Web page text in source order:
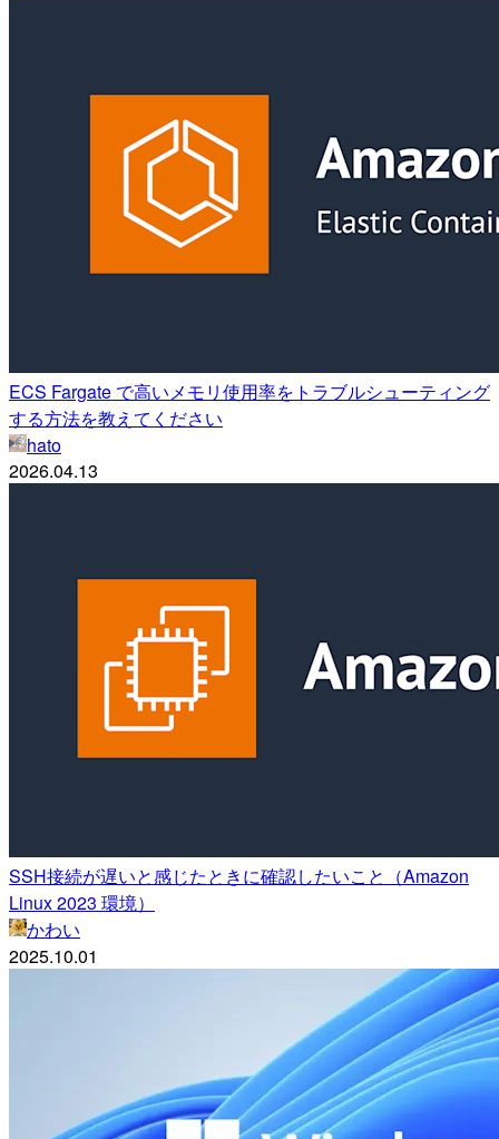
ECS Fargate で高いメモリ使用率をトラブルシューティング
する方法を教えてください
hato
2026.04.13
SSH接続が遅いと感じたときに確認したいこと（Amazon
Linux 2023 環境）
かわい
2025.10.01